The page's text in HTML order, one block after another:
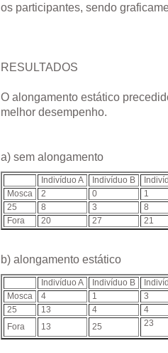
os participantes, sendo
RESULTADOS
O alongamento estático
melhor desempenho.
a) sem alongamento
Indivíduo A Indivíduo B
Mosca
2 0
1
25
8 3
8
Fora
20 27 21
b) alongamento estático
Indivíduo A Indivíduo B
Mosca
4 1
3
25
13 4
4
Fora
13 25 23